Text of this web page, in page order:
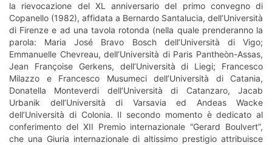
la rievocazione del XL anniversario del primo convegno di
Copanello (1982), affidata a Bernardo Santalucia, dell’Università
di Firenze e ad una tavola rotonda (nella quale prenderanno la
parola: Maria José Bravo Bosch dell’Università di Vigo;
Emmanuelle Chevreau, dell’Università di Paris Pantheòn-Assas,
Jean Françoise Gerkens, dell’Università di Liegi; Francesco
Milazzo e Francesco Musumeci dell’Università di Catania,
Donatella Monteverdi dell’Università di Catanzaro, Jacab
Urbanik dell’Università di Varsavia ed Andeas Wacke
dell’Università di Colonia. Il secondo momento è dedicato al
conferimento del XII Premio internazionale “Gerard Boulvert”,
che una Giuria internazionale di altissimo prestigio attribuisce